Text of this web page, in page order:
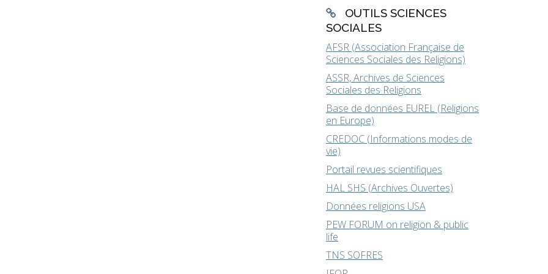
OUTILS SCIENCES
SOCIALES
AFSR (Association Française de
Sciences Sociales des Religions)
ASSR, Archives de Sciences
Sociales des Religions
Base de données EUREL (Religions
en Europe)
CREDOC (Informations modes de
vie)
Portail revues scientifiques
HAL SHS (Archives Ouvertes)
Données religions USA
PEW FORUM on religion & public
life
TNS SOFRES